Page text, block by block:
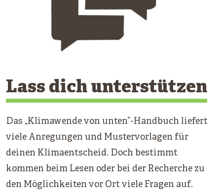
Lass dich unterstützen
Das „Klimawende von unten“-Handbuch liefert
viele Anregungen und Mustervorlagen für
deinen Klimaentscheid. Doch bestimmt
kommen beim Lesen oder bei der Recherche zu
den Möglichkeiten vor Ort viele Fragen auf.